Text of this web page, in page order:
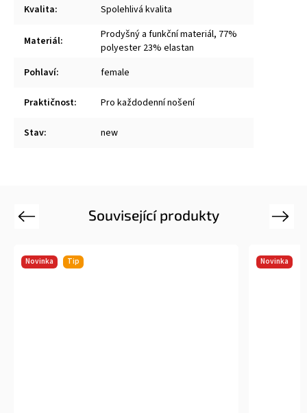
Kvalita: Spolehlivá kvalita
Materiál:
Prodyšný a funkční materiál, 77%
polyester 23% elastan
Pohlaví: female
Praktičnost: Pro každodenní nošení
Stav: new
Související produkty
Previous
Novinka Tip Novinka
Next